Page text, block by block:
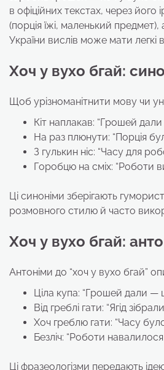
в офіційних текстах, через
(порція їжі, маленький
України вислів може мати легкі
Хоч у вухо бгай:
Щоб урізноманітнити мову чи
Кіт наплакав: “Грошей дали
На раз плюнути: “Порція
З гулькин ніс: “Часу для
Горобцю на сміх: “Роботи
Ці синоніми зберігають
розмовного стилю й часто
Хоч у вухо бгай:
Антоніми до “хоч у вухо бгай”
Ціла купа: “Грошей дали —
Від греблі гати: “Ягід
Хоч греблю гати: “Часу
Безліч: “Роботи навалилося
Ці фразеологізми передають